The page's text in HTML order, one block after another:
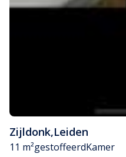
Zijldonk,Leiden
11 m²gestoffeerdKamer